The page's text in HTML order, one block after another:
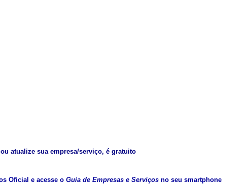
atualize sua empresa/serviço, é gratuito
Oficial e acesse o Guia de Empresas e Serviços no seu smartphone